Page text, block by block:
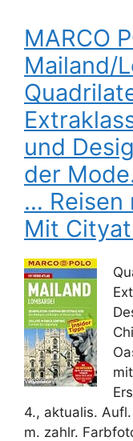
MARCO
Mailand/
und
der
… Reisen
Mit
4., aktualis. Aufl.
m. zahlr.